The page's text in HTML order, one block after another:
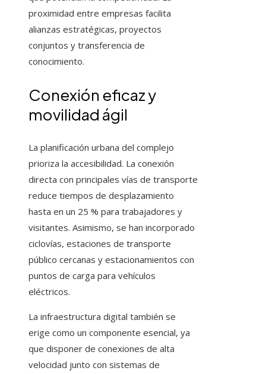
proximidad entre empresas facilita
alianzas estratégicas, proyectos
conjuntos y transferencia de
conocimiento.
Conexión eficaz y
movilidad ágil
La planificación urbana del complejo
prioriza la accesibilidad. La conexión
directa con principales vías de transporte
reduce tiempos de desplazamiento
hasta en un 25 % para trabajadores y
visitantes. Asimismo, se han incorporado
ciclovías, estaciones de transporte
público cercanas y estacionamientos con
puntos de carga para vehículos
eléctricos.
La infraestructura digital también se
erige como un componente esencial, ya
que disponer de conexiones de alta
velocidad junto con sistemas de